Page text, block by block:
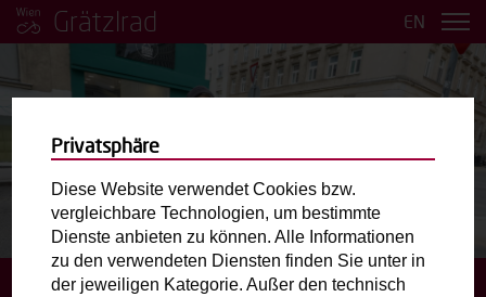
Grätzlrad EN
BILDER ANSEHEN
STARTSEITE BUCHUNGSANFRAGE STELLEN
Privatsphäre
Diese Website verwendet Cookies bzw.
vergleichbare Technologien, um bestimmte
Dienste anbieten zu können. Alle Informationen
zu den verwendeten Diensten finden Sie unter in
der jeweiligen Kategorie. Außer den technisch